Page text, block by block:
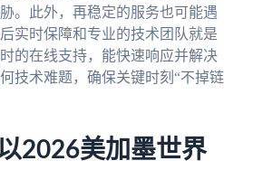
。此外，再稳定的服务也可能遇
实时保障和专业的技术团队就是
的在线支持，能快速响应并解决
技术难题，确保关键时刻“不掉链
2026美加墨世界